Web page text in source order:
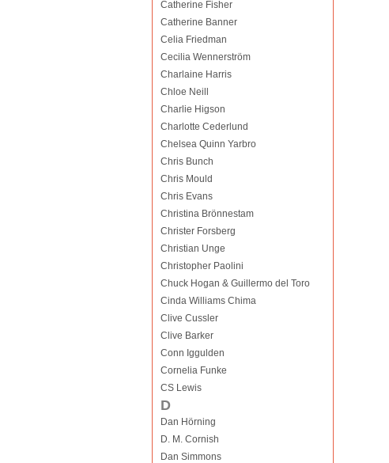
Catherine Fisher
Catherine Banner
Celia Friedman
Cecilia Wennerström
Charlaine Harris
Chloe Neill
Charlie Higson
Charlotte Cederlund
Chelsea Quinn Yarbro
Chris Bunch
Chris Mould
Chris Evans
Christina Brönnestam
Christer Forsberg
Christian Unge
Christopher Paolini
Chuck Hogan & Guillermo del Toro
Cinda Williams Chima
Clive Cussler
Clive Barker
Conn Iggulden
Cornelia Funke
CS Lewis
D
Dan Hörning
D. M. Cornish
Dan Simmons